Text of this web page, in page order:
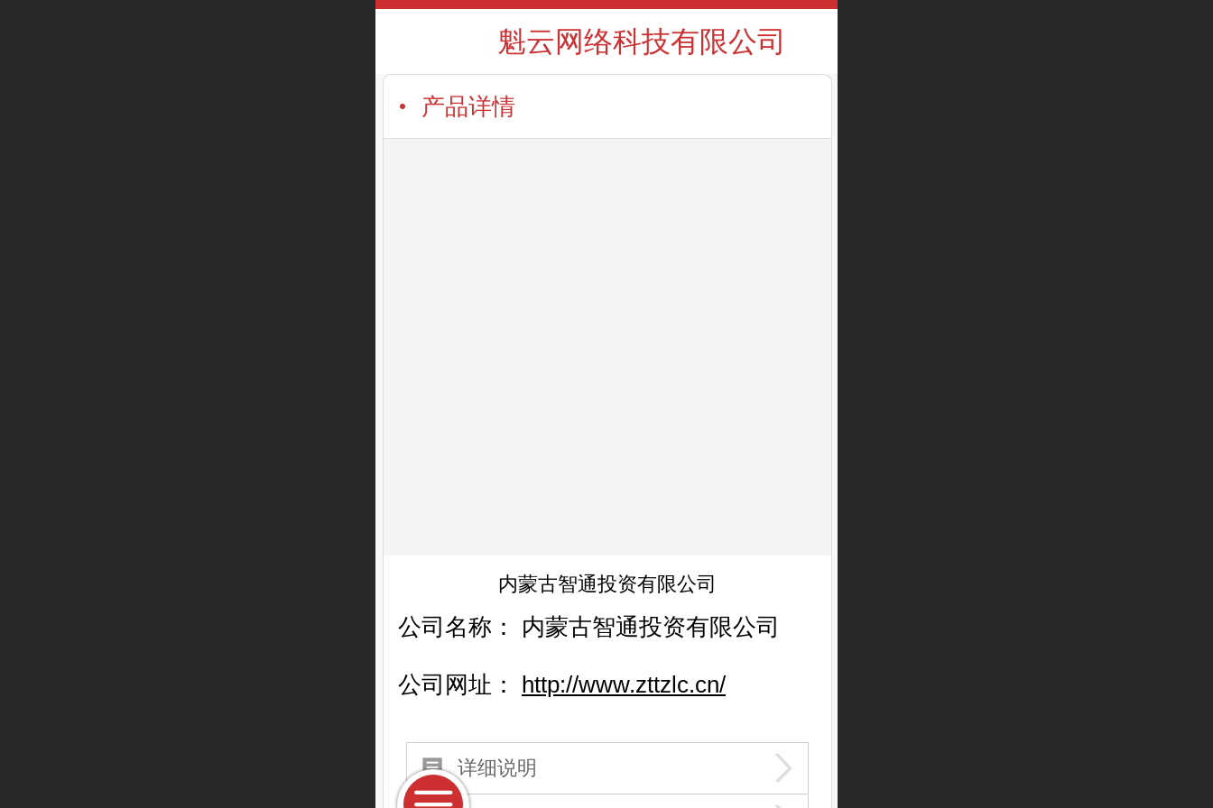
魁云网络科技有限公司
产品详情
内蒙古智通投资有限公司
公司名称： 内蒙古智通投资有限公司
公司网址： http://www.zttzlc.cn/
详细说明